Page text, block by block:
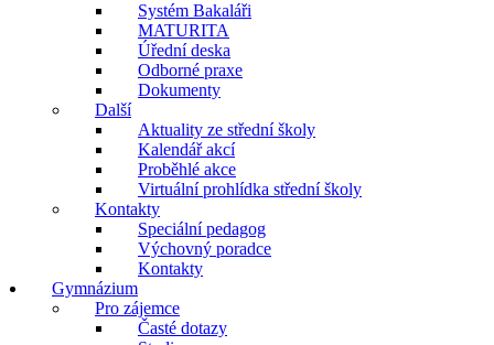
Systém Bakaláři
MATURITA
Úřední deska
Odborné praxe
Dokumenty
Další
Aktuality ze střední školy
Kalendář akcí
Proběhlé akce
Virtuální prohlídka střední školy
Kontakty
Speciální pedagog
Výchovný poradce
Kontakty
Gymnázium
Pro zájemce
Časté dotazy